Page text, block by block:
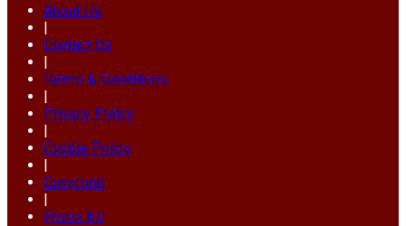
About Us
|
Contact Us
|
Terms & Conditions
|
Privacy Policy
|
Cookie Policy
|
Copyright
|
Press Kit